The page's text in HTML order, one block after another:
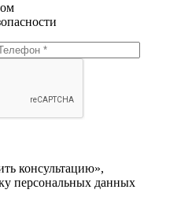
консультацию»,
персональных данных